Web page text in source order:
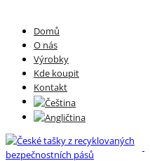
Domů
O nás
Výrobky
Kde koupit
Kontakt